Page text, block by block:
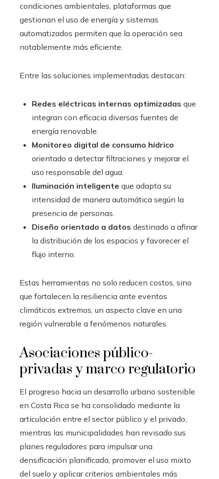
condiciones ambientales, plataformas que
gestionan el uso de energía y sistemas
automatizados permiten que la operación sea
notablemente más eficiente.
Entre las soluciones implementadas destacan:
Redes eléctricas internas optimizadas que
integran con eficacia diversas fuentes de
energía renovable.
Monitoreo digital de consumo hídrico
orientado a detectar filtraciones y mejorar el
uso responsable del agua.
Iluminación inteligente que adapta su
intensidad de manera automática según la
presencia de personas.
Diseño orientado a datos destinado a afinar
la distribución de los espacios y favorecer el
flujo interno.
Estas herramientas no solo reducen costos, sino
que fortalecen la resiliencia ante eventos
climáticos extremos, un aspecto clave en una
región vulnerable a fenómenos naturales.
Asociaciones público-
privadas y marco regulatorio
El progreso hacia un desarrollo urbano sostenible
en Costa Rica se ha consolidado mediante la
articulación entre el sector público y el privado,
mientras las municipalidades han revisado sus
planes reguladores para impulsar una
densificación planificada, promover el uso mixto
del suelo y aplicar criterios ambientales más